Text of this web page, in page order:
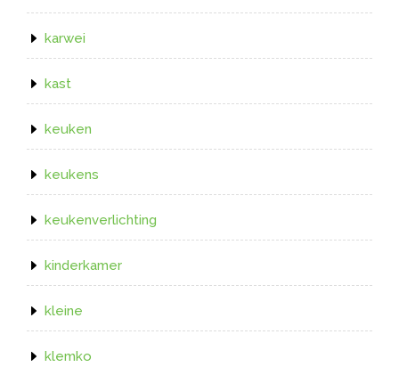
karwei
kast
keuken
keukens
keukenverlichting
kinderkamer
kleine
klemko